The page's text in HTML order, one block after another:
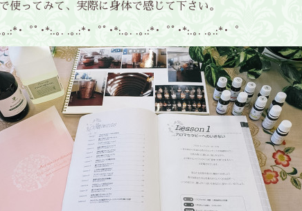
使ってみて、実際に身体で感じて下さい。
.:*･゜ﾟ･*:.｡. .｡.:*･゜ﾟ･*:.｡. .｡.:*･゜ﾟ･*:.｡. .｡.:*･゜